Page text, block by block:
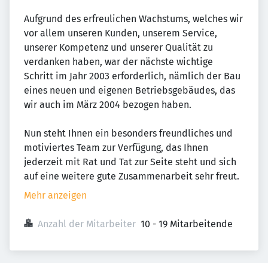
Aufgrund des erfreulichen Wachstums, welches wir
vor allem unseren Kunden, unserem Service,
unserer Kompetenz und unserer Qualität zu
verdanken haben, war der nächste wichtige
Schritt im Jahr 2003 erforderlich, nämlich der Bau
eines neuen und eigenen Betriebsgebäudes, das
wir auch im März 2004 bezogen haben.
Nun steht Ihnen ein besonders freundliches und
motiviertes Team zur Verfügung, das Ihnen
jederzeit mit Rat und Tat zur Seite steht und sich
auf eine weitere gute Zusammenarbeit sehr freut.
Mehr anzeigen
Anzahl der Mitarbeiter 10 - 19 Mitarbeitende